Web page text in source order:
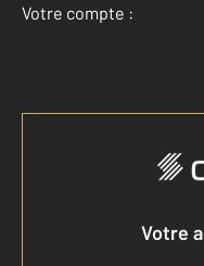
Votre compte :
Votre